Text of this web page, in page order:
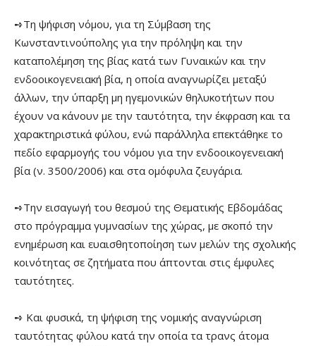
➺Τη ψήφιση νόμου, για τη Σύμβαση της
Κωνσταντινούπολης για την πρόληψη και την
καταπολέμηση της βίας κατά των Γυναικών και την
ενδοοικογενειακή βία, η οποία αναγνωρίζει μεταξύ
άλλων, την ύπαρξη μη ηγεμονικών θηλυκοτήτων που
έχουν να κάνουν με την ταυτότητα, την έκφραση και τα
χαρακτηριστικά φύλου, ενώ παράλληλα επεκτάθηκε το
πεδίο εφαρμογής του νόμου για την ενδοοικογενειακή
βία (ν. 3500/2006) και στα ομόφυλα ζευγάρια.
➺Την εισαγωγή του θεσμού της Θεματικής Εβδομάδας
στο πρόγραμμα γυμνασίων της χώρας, με σκοπό την
ενημέρωση και ευαισθητοποίηση των μελών της σχολικής
κοινότητας σε ζητήματα που άπτονται στις έμφυλες
ταυτότητες.
➺ Και φυσικά, τη ψήφιση της νομικής αναγνώριση
ταυτότητας φύλου κατά την οποία τα τρανς άτομα